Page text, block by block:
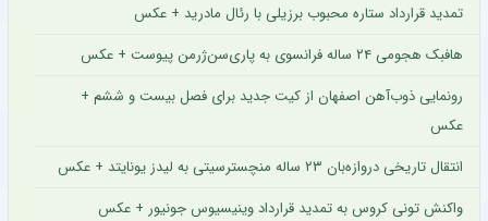
تمدید قرارداد ستاره محبوب برزیلی با رئال مادرید + عکس
هافبک هجومی ۲۴ ساله فرانسوی به پاری‌سن‌ژرمن پیوست + عکس
رونمایی ذوب‌آهن اصفهان از کیت جدید برای فصل بیست و ششم +
عکس
انتقال تاریخی دروازه‌بان ۲۳ ساله منچسترسیتی به لیدز یونایتد + عکس
واکنش تونی کروس به تمدید قرارداد وینیسیوس جونیور + عکس